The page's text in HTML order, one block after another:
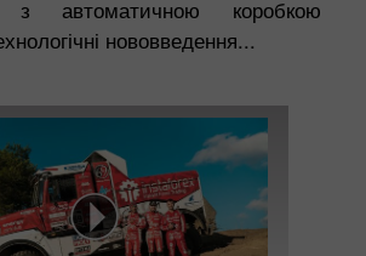
з автоматичною коробкою
нововведення...